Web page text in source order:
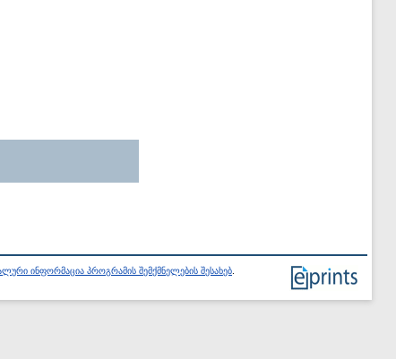
ინფორმაცია პროგრამის შემქმნელების შესახებ.